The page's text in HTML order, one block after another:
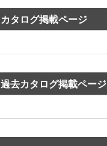
カタログ掲載ページ
過去カタログ掲載ページ